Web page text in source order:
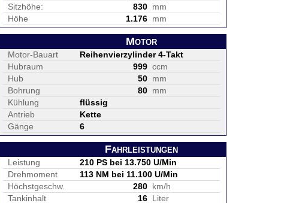
Sitzhöhe:
830 mm
Höhe
1.176 mm
Motor
Motor-Bauart
Reihenvierzylinder 4-Takt
Hubraum
999 ccm
Hub
50 mm
Bohrung
80 mm
Kühlung
flüssig
Antrieb
Kette
Gänge
6
Fahrleistungen
Leistung
210 PS bei 13.750 U/Min
Drehmoment
113 NM bei 11.100 U/Min
Höchstgeschw.
280 km/h
Tankinhalt
16 Liter